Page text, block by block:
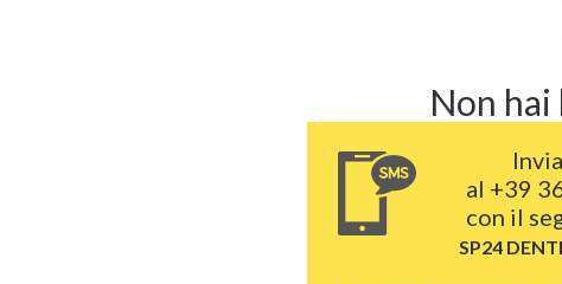
Non
al +39
con il
SP24